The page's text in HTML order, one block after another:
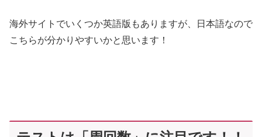
海外サイトでいくつか英語版もありますが、日本語なので
こちらが分かりやすいかと思います！